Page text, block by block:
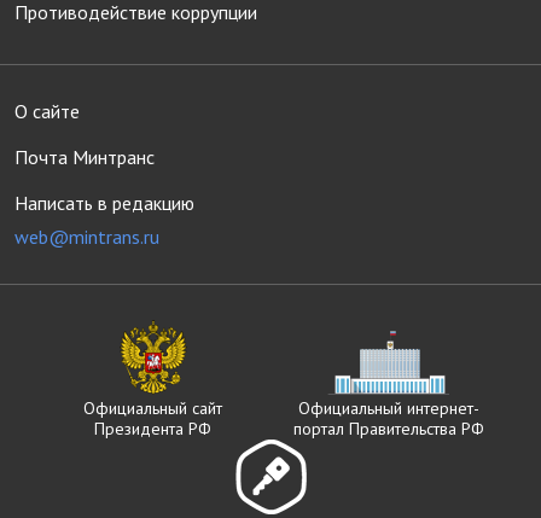
Противодействие коррупции
О сайте
Почта Минтранс
Написать в редакцию
web@mintrans.ru
Официальный сайт
Президента РФ
Официальный интернет-
портал Правительства РФ